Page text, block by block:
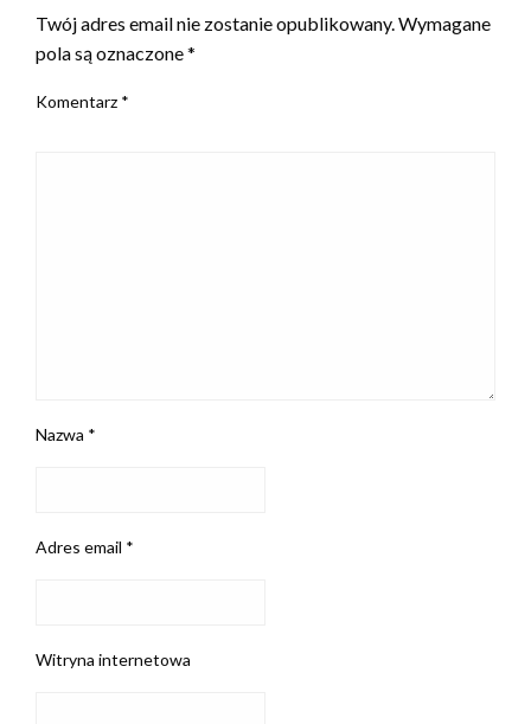
Twój adres email nie zostanie opublikowany.Wymagane
pola są oznaczone*
Komentarz *
Nazwa *
Adres email *
Witryna internetowa